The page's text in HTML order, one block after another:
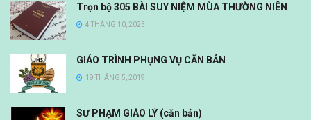
Trọn bộ 305 BÀI SUY NIỆM MÙA THƯỜNG NIÊN
4 THÁNG 10, 2025
GIÁO TRÌNH PHỤNG VỤ CĂN BẢN
19 THÁNG 5, 2019
SƯ PHẠM GIÁO LÝ (căn bản)